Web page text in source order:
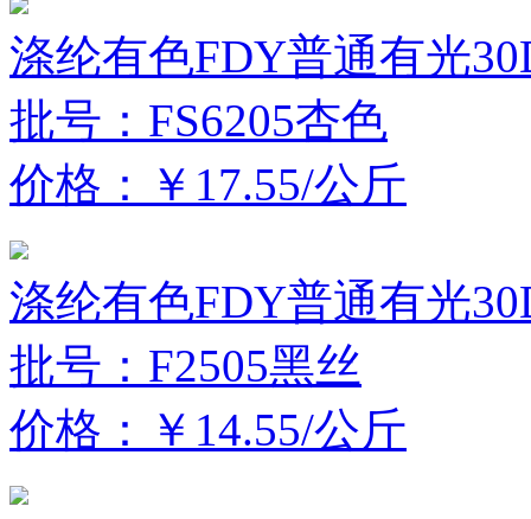
涤纶有色FDY普通有光
批号：FS6205杏色
价格：￥17.55/公斤
涤纶有色FDY普通有光
批号：F2505黑丝
价格：￥14.55/公斤